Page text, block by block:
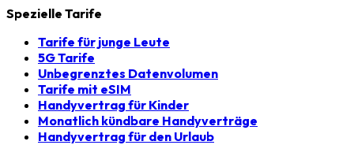
Spezielle Tarife
Tarife für junge Leute
5G Tarife
Unbegrenztes Datenvolumen
Tarife mit eSIM
Handyvertrag für Kinder
Monatlich kündbare Handyverträge
Handyvertrag für den Urlaub